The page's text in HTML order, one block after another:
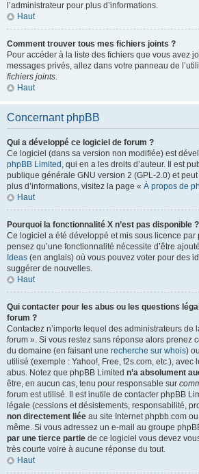
l’administrateur pour plus d’informations.
Haut
Comment trouver tous mes fichiers joints ?
Pour accéder à la liste des fichiers que vous avez
messages privés, allez dans votre panneau de
fichiers joints.
Haut
Concernant phpBB
Qui a développé ce logiciel de forum ?
Ce logiciel (dans sa version non modifiée) est
phpBB Limited , qui en a les droits d’auteur. Il est
publique générale GNU version 2 (GPL-2.0) et
plus d’informations, visitez la page « À propos de
Haut
Pourquoi la fonctionnalité X n’est pas disponible ?
Ce logiciel a été développé et mis sous licence par
pensez qu’une fonctionnalité nécessite d’être
Ideas (en anglais) où vous pouvez voter pour des
suggérer de nouvelles.
Haut
Qui contacter pour les abus ou les questions
forum ?
Contactez n’importe lequel des administrateurs de
forum ». Si vous restez sans réponse alors prenez
du domaine (en faisant une recherche sur whois)
utilisé (exemple : Yahoo!, Free, f2s.com, etc.), avec
abus. Notez que phpBB Limited n’a absolument
être, en aucun cas, tenu pour responsable sur
forum est utilisé. Il est inutile de contacter phpBB
légale (cessions et désistements, responsabilité,
non directement liée au site Internet phpbb.com
même. Si vous adressez un e-mail au groupe
par une tierce partie de ce logiciel vous devez
très courte voire à aucune réponse du tout.
Haut